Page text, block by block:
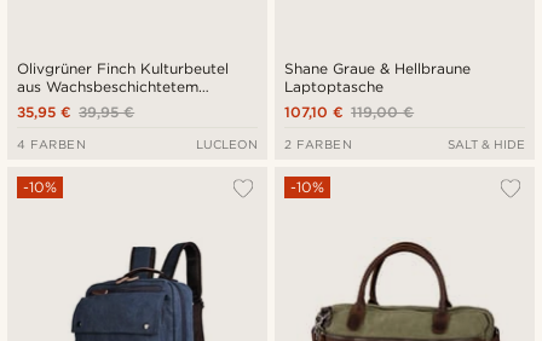
Olivgrüner Finch Kulturbeutel
aus Wachsbeschichtetem
Leinenstoff39,95 €
35,95 €
4 FARBEN LUCLEON
Shane Graue & Hellbraune
Laptoptasche
119,00 €
107,10 €
2 FARBEN SALT & HIDE
-10% -10%